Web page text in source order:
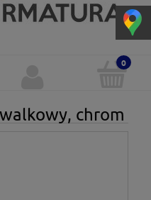
chrom